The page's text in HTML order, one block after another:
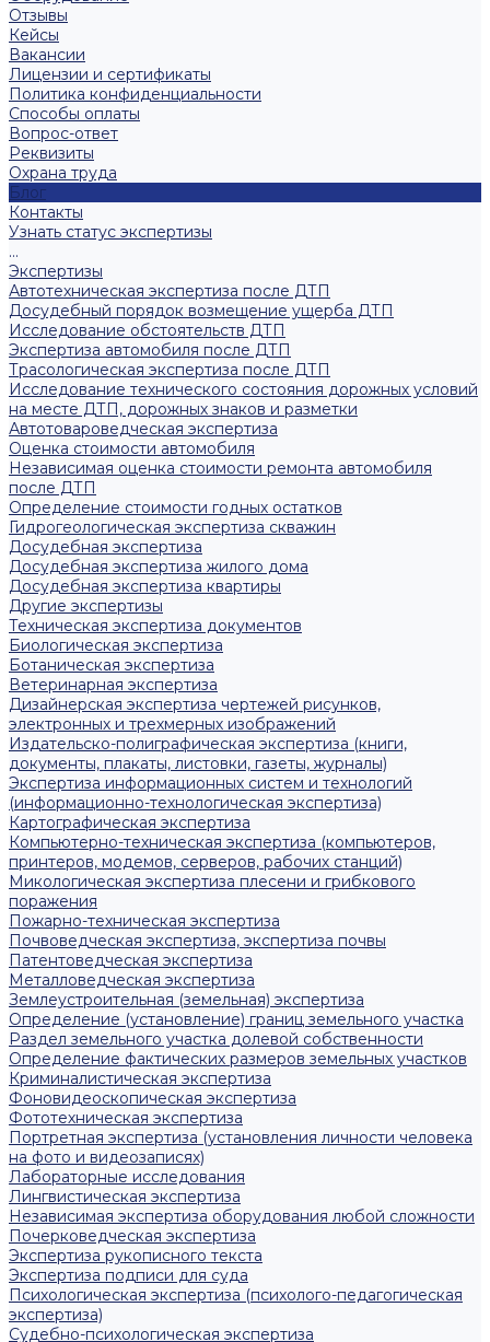
Отзывы
Кейсы
Вакансии
Лицензии и сертификаты
Политика конфиденциальности
Способы оплаты
Вопрос-ответ
Реквизиты
Охрана труда
Блог
Контакты
Узнать статус экспертизы
...
Экспертизы
Автотехническая экспертиза после ДТП
Досудебный порядок возмещение ущерба ДТП
Исследование обстоятельств ДТП
Экспертиза автомобиля после ДТП
Трасологическая экспертиза после ДТП
Исследование технического состояния дорожных условий
на месте ДТП, дорожных знаков и разметки
Автотовароведческая экспертиза
Оценка стоимости автомобиля
Независимая оценка стоимости ремонта автомобиля
после ДТП
Определение стоимости годных остатков
Гидрогеологическая экспертиза скважин
Досудебная экспертиза
Досудебная экспертиза жилого дома
Досудебная экспертиза квартиры
Другие экспертизы
Техническая экспертиза документов
Биологическая экспертиза
Ботаническая экспертиза
Ветеринарная экспертиза
Дизайнерская экспертиза чертежей рисунков,
электронных и трехмерных изображений
Издательско-полиграфическая экспертиза (книги,
документы, плакаты, листовки, газеты, журналы)
Экспертиза информационных систем и технологий
(информационно-технологическая экспертиза)
Картографическая экспертиза
Компьютерно-техническая экспертиза (компьютеров,
принтеров, модемов, серверов, рабочих станций)
Микологическая экспертиза плесени и грибкового
поражения
Пожарно-техническая экспертиза
Почвоведческая экспертиза, экспертиза почвы
Патентоведческая экспертиза
Металловедческая экспертиза
Землеустроительная (земельная) экспертиза
Определение (установление) границ земельного участка
Раздел земельного участка долевой собственности
Определение фактических размеров земельных участков
Криминалистическая экспертиза
Фоновидеоскопическая экспертиза
Фототехническая экспертиза
Портретная экспертиза (установления личности человека
на фото и видеозаписях)
Лабораторные исследования
Лингвистическая экспертиза
Независимая экспертиза оборудования любой сложности
Почерковедческая экспертиза
Экспертиза рукописного текста
Экспертиза подписи для суда
Психологическая экспертиза (психолого-педагогическая
экспертиза)
Судебно-психологическая экспертиза